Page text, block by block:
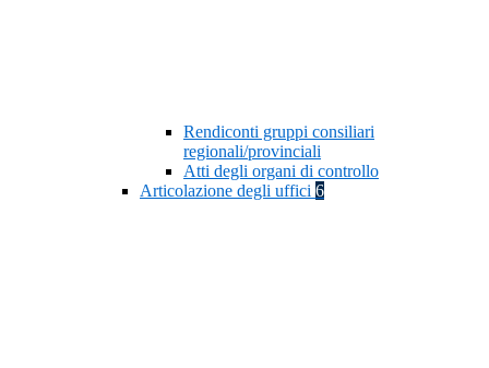
Rendiconti gruppi consiliari
regionali/provinciali
Atti degli organi di controllo
Articolazione degli uffici 6